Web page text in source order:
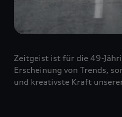
Zeitgeist ist für die 49-
Erscheinung von Trends,
und kreativste Kraft